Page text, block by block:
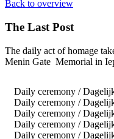
Back to overview
The Last Post
The daily act of homage
Menin Gate Memorial in
Daily ceremony /
Daily ceremony /
Daily ceremony /
Daily ceremony /
Daily ceremony /